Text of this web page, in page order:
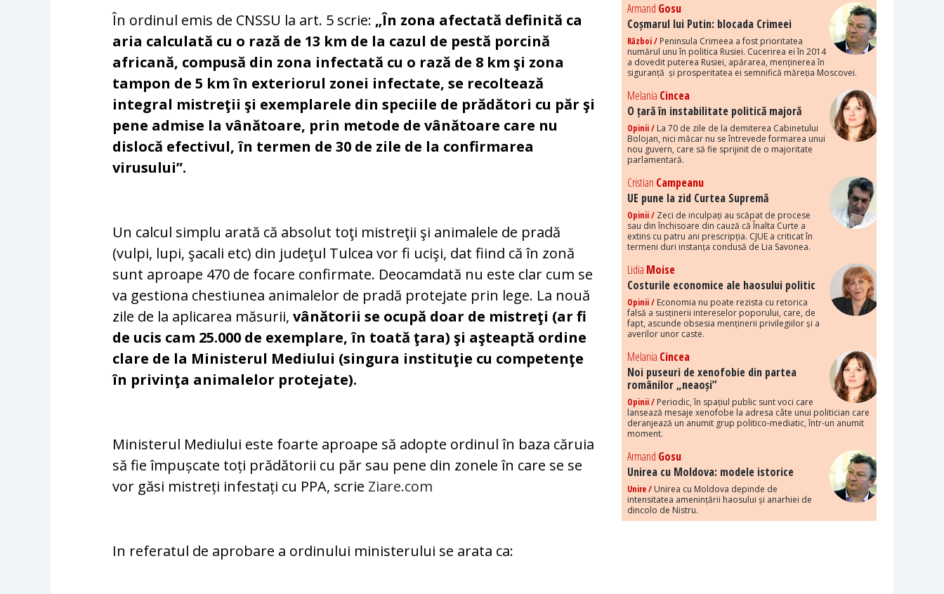
În ordinul emis de CNSSU la art. 5 scrie: „În zona afectată definită ca
aria calculată cu o rază de 13 km de la cazul de pestă porcină
africană, compusă din zona infectată cu o rază de 8 km şi zona
tampon de 5 km în exteriorul zonei infectate, se recoltează
integral mistreţii şi exemplarele din speciile de prădători cu păr şi
pene admise la vânătoare, prin metode de vânătoare care nu
dislocă efectivul, în termen de 30 de zile de la confirmarea
virusului”.
Un calcul simplu arată că absolut toţi mistreţii şi animalele de pradă
(vulpi, lupi, şacali etc) din judeţul Tulcea vor fi ucişi, dat fiind că în zonă
sunt aproape 470 de focare confirmate. Deocamdată nu este clar cum se
va gestiona chestiunea animalelor de pradă protejate prin lege. La nouă
zile de la aplicarea măsurii,vânătorii se ocupă doar de mistreţi (ar fi
de ucis cam 25.000 de exemplare, în toată ţara) şi aşteaptă ordine
clare de la Ministerul Mediului (singura instituţie cu competenţe
în privinţa animalelor protejate).
Ministerul Mediului este foarte aproape să adopte ordinul în baza căruia
să fie împușcate toți prădătorii cu păr sau pene din zonele în care se se
vor găsi mistreți infestați cu PPA, scrie Ziare.com
In referatul de aprobare a ordinului ministerului se arata ca:
Armand Gosu
Coșmarul lui Putin: blocada Crimeei
Război / Peninsula Crimeea a fost prioritatea
numărul unu în politica Rusiei. Cucerirea ei în 2014
a dovedit puterea Rusiei, apărarea, menținerea în
siguranță și prosperitatea ei semnifică măreția Moscovei.
Melania Cincea
O țară în instabilitate politică majoră
Opinii / La 70 de zile de la demiterea Cabinetului
Bolojan, nici măcar nu se întrevede formarea unui
nou guvern, care să fie sprijinit de o majoritate
parlamentară.
Cristian Campeanu
UE pune la zid Curtea Supremă
Opinii / Zeci de inculpați au scăpat de procese
sau din închisoare din cauză că Înalta Curte a
extins cu patru ani prescripția. CJUE a criticat în
termeni duri instanța condusă de Lia Savonea.
Lidia Moise
Costurile economice ale haosului politic
Opinii / Economia nu poate rezista cu retorica
falsă a susținerii intereselor poporului, care, de
fapt, ascunde obsesia menținerii privilegiilor și a
averilor unor caste.
Melania Cincea
Noi puseuri de xenofobie din partea
românilor „neaoși”
Opinii / Periodic, în spațiul public sunt voci care
lansează mesaje xenofobe la adresa câte unui politician care
deranjează un anumit grup politico-mediatic, într-un anumit
moment.
Armand Gosu
Unirea cu Moldova: modele istorice
Unire / Unirea cu Moldova depinde de
intensitatea amenințării haosului și anarhiei de
dincolo de Nistru.